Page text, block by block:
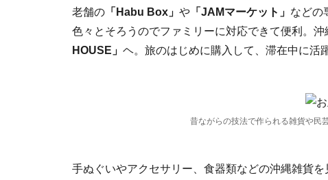
老舗の 「Habu Box」 や 「JAMマーケット」 などの
色々とそろうのでファミリーに対応できて便利。沖
HOUSE」 ヘ。旅のはじめに購入して、滞在中に活
昔ながらの技法で作られる雑貨や民
手ぬぐいやアクセサリー、食器類などの沖縄雑貨